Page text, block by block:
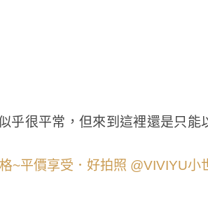
乎很平常，但來到這裡還是只能